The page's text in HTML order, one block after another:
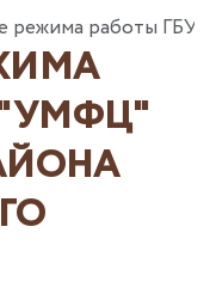
режима работы
"УМФЦ"